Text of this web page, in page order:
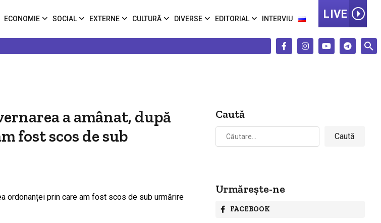
ECONOMIE SOCIAL EXTERNE CULTURĂ DIVERSE EDITORIAL INTERVIU LIVE
a amânat, după
fost scos de sub
Caută
Caută
după:
Urmărește-ne
FACEBOOK